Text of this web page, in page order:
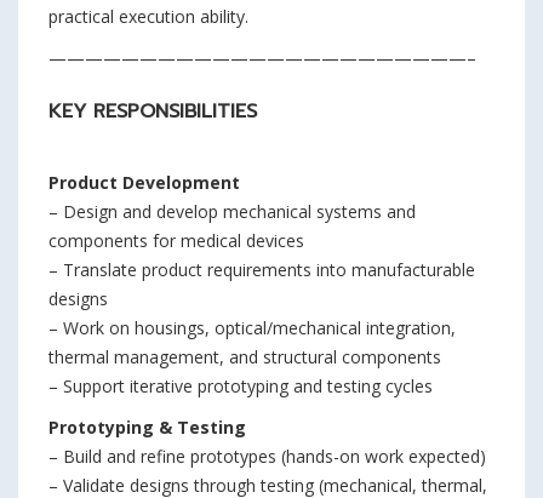
practical execution ability.
———————————————————————–
KEY RESPONSIBILITIES
Product Development
– Design and develop mechanical systems and
components for medical devices
– Translate product requirements into manufacturable
designs
– Work on housings, optical/mechanical integration,
thermal management, and structural components
– Support iterative prototyping and testing cycles
Prototyping & Testing
– Build and refine prototypes (hands-on work expected)
– Validate designs through testing (mechanical, thermal,